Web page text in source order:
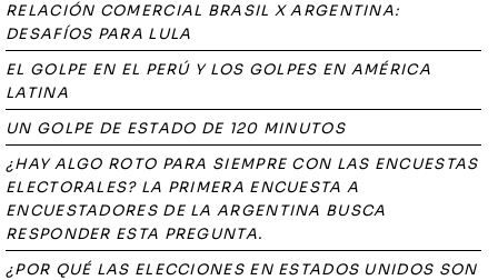
RELACIÓN COMERCIAL BRASIL X ARGENTINA:
DESAFÍOS PARA LULA
EL GOLPE EN EL PERÚ Y LOS GOLPES EN AMÉRICA
LATINA
UN GOLPE DE ESTADO DE 120 MINUTOS
¿HAY ALGO ROTO PARA SIEMPRE CON LAS ENCUESTAS
ELECTORALES? LA PRIMERA ENCUESTA A
ENCUESTADORES DE LA ARGENTINA BUSCA
RESPONDER ESTA PREGUNTA.
¿POR QUÉ LAS ELECCIONES EN ESTADOS UNIDOS SON